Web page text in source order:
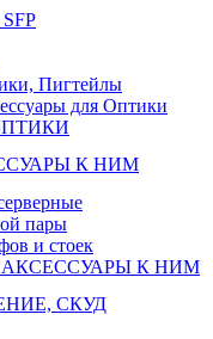
Пигтейлы
для Оптики
К НИМ
пары
и стоек
АКСЕССУАРЫ К НИМ
СКУД